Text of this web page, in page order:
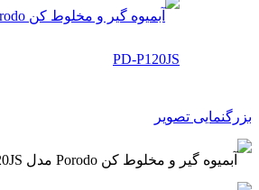
بزرگنمایی تصویر